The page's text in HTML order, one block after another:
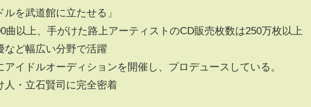
ルを武道館に立たせる」
曲以上、手がけた路上アーティストのCD販売枚数は250万枚以上
など幅広い分野で活躍
アイドルオーディションを開催し、プロデュースしている。
人・立石賢司に完全密着